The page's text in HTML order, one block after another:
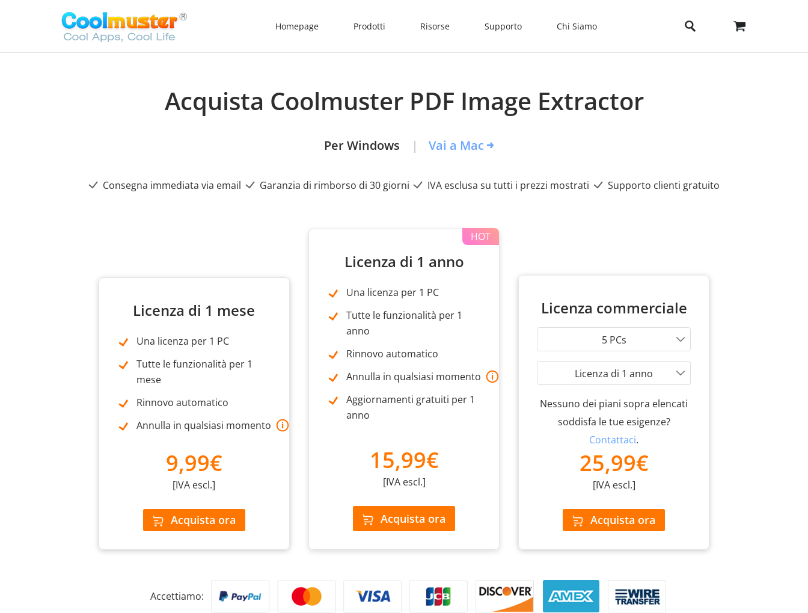
Homepage Prodotti Risorse Supporto Chi Siamo
Acquista Coolmuster PDF Image Extractor
Per Windows Vai a Mac
Consegna immediata via email Garanzia di rimborso di 30 giorni IVA esclusa su tutti i prezzi mostrati Supporto clienti gratuito
Licenza di 1 mese
Una licenza per 1 PC
Tutte le funzionalità per 1
mese
Rinnovo automatico
Annulla in qualsiasi momento
9,99€
[IVA escl.]
Acquista ora
Licenza di 1 anno
Una licenza per 1 PC
Tutte le funzionalità per 1
anno
Rinnovo automatico
Annulla in qualsiasi momento
Aggiornamenti gratuiti per 1
anno
15,99€
[IVA escl.]
Acquista ora
Licenza commerciale
5 PCs
Licenza di 1 anno
Nessuno dei piani sopra elencati
soddisfa le tue esigenze?
Contattaci.
25,99€
[IVA escl.]
Acquista ora
Accettiamo: